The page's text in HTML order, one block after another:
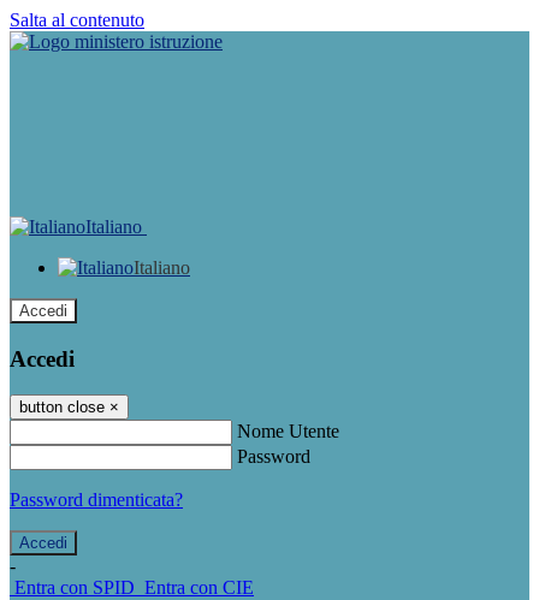
Salta al contenuto
Italiano
Italiano
Accedi
Accedi
button close ×
Nome Utente
Password
Password dimenticata?
-
Entra con SPID Entra con CIE